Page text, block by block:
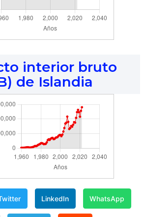
interior bruto
de Islandia
LinkedIn WhatsApp